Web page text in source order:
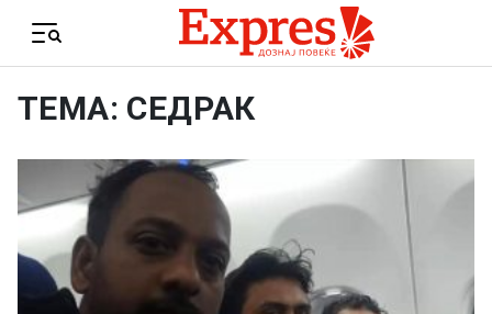
Menu
ТЕМА: СЕДРАК